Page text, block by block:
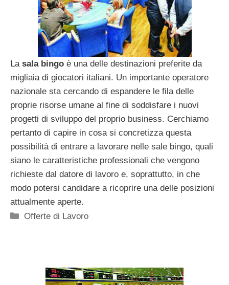
La sala bingo è una delle destinazioni preferite da
migliaia di giocatori italiani. Un importante operatore
nazionale sta cercando di espandere le fila delle
proprie risorse umane al fine di soddisfare i nuovi
progetti di sviluppo del proprio business. Cerchiamo
pertanto di capire in cosa si concretizza questa
possibilità di entrare a lavorare nelle sale bingo, quali
siano le caratteristiche professionali che vengono
richieste dal datore di lavoro e, soprattutto, in che
modo potersi candidare a ricoprire una delle posizioni
attualmente aperte.
Categorie
Offerte di Lavoro